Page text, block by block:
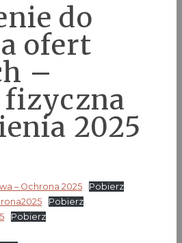
do
ofert
–
fizyczna
2025
– Ochrona 2025
Pobierz
Pobierz
Pobierz